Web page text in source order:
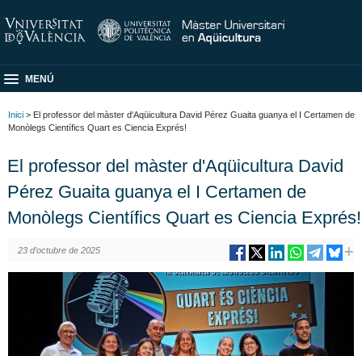
MENÚ
Inici > El professor del màster d'Aqüicultura David Pérez Guaita guanya el I Certamen de
Monòlegs Científics Quart es Ciencia Exprés!
El professor del màster d'Aqüicultura David
Pérez Guaita guanya el I Certamen de
Monòlegs Científics Quart es Ciencia Exprés!
23 d’octubre de 2025